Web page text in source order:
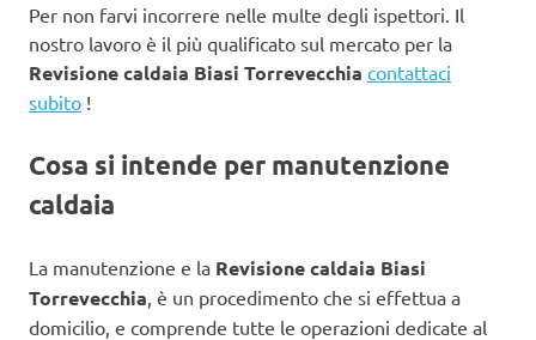
Per non farvi incorrere nelle multe degli ispettori. Il
nostro lavoro è il più qualificato sul mercato per la
Revisione caldaia Biasi Torrevecchia contattaci
subito !
Cosa si intende per manutenzione
caldaia
La manutenzione e la Revisione caldaia Biasi
Torrevecchia, è un procedimento che si effettua a
domicilio, e comprende tutte le operazioni dedicate al